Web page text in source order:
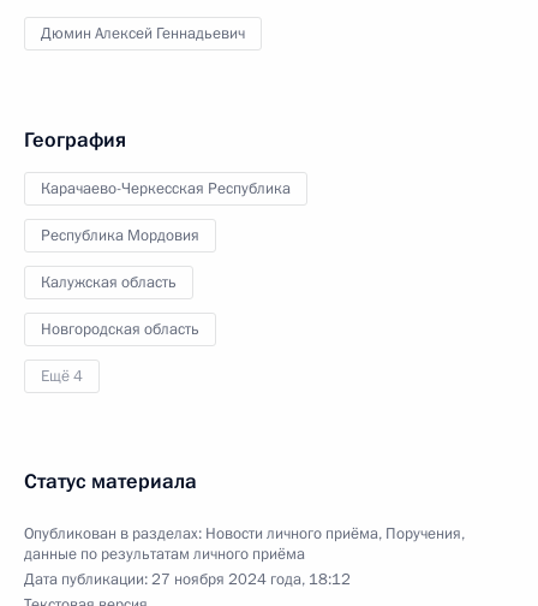
Дюмин Алексей Геннадьевич
География
Карачаево-Черкесская Республика
Республика Мордовия
Калужская область
Новгородская область
Ещё 4
Статус материала
Опубликован в разделах: Новости личного приёма, Поручения,
данные по результатам личного приёма
Дата публикации:27 ноября 2024 года, 18:12